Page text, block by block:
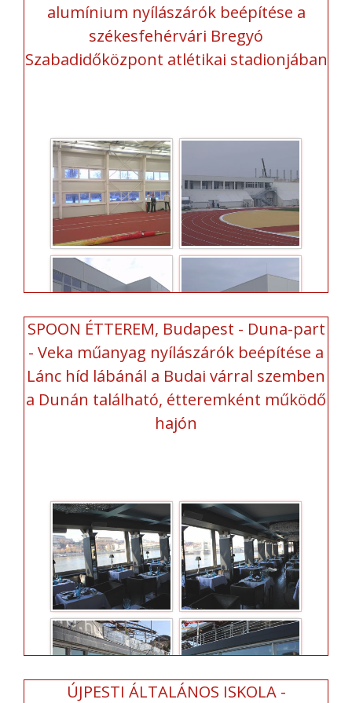
alumínium nyílászárók beépítése a
székesfehérvári Bregyó
Szabadidőközpont atlétikai stadionjában
SPOON ÉTTEREM, Budapest - Duna-part
- Veka műanyag nyílászárók beépítése a
Lánc híd lábánál a Budai várral szemben
a Dunán található, étteremként működő
hajón
ÚJPESTI ÁLTALÁNOS ISKOLA -